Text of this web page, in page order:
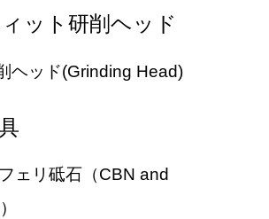
ット研削ヘッド
ヘッド(Grinding Head)
ェリ砥石（CBN and